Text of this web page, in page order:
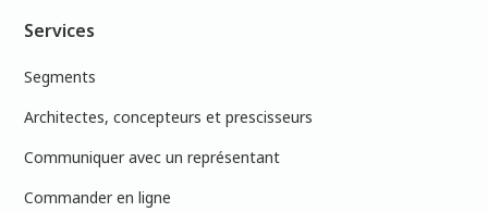
Services
Segments
Architectes, concepteurs et prescisseurs
Communiquer avec un représentant
Commander en ligne